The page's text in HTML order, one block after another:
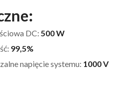
DC: 500 W
99,5%
napięcie systemu: 1000 V